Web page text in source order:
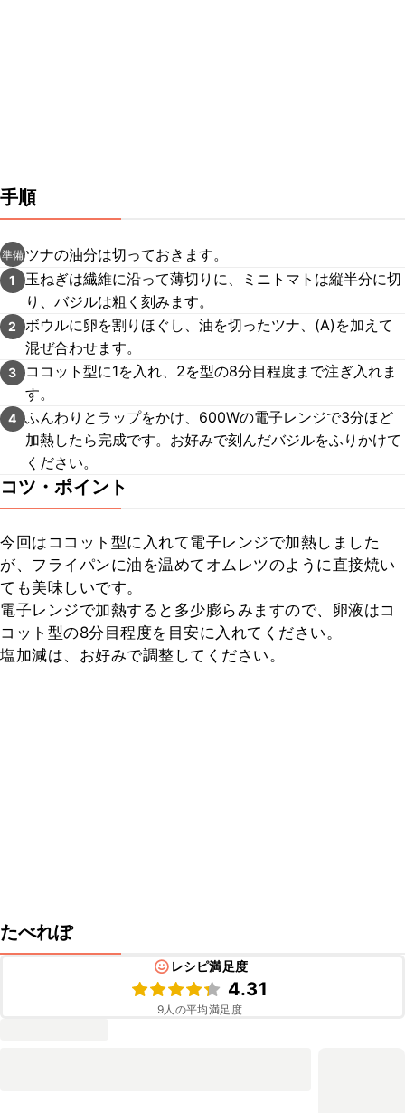
手順
準備 ツナの油分は切っておきます。
1
玉ねぎは繊維に沿って薄切りに、ミニトマトは縦半分に切
り、バジルは粗く刻みます。
2
ボウルに卵を割りほぐし、油を切ったツナ、(A)を加えて
混ぜ合わせます。
3
ココット型に1を入れ、2を型の8分目程度まで注ぎ入れま
す。
4 ふんわりとラップをかけ、600Wの電子レンジで3分ほど
加熱したら完成です。お好みで刻んだバジルをふりかけて
ください。
コツ・ポイント
今回はココット型に入れて電子レンジで加熱しました
が、フライパンに油を温めてオムレツのように直接焼い
ても美味しいです。
電子レンジで加熱すると多少膨らみますので、卵液はコ
コット型の8分目程度を目安に入れてください。
塩加減は、お好みで調整してください。
たべれぽ
レシピ満足度
4.31
9人の平均満足度